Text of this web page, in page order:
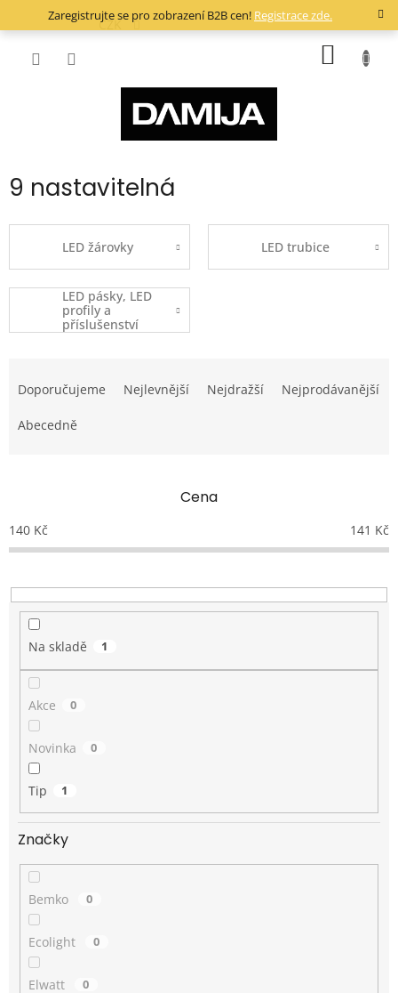
Zaregistrujte se pro zobrazení B2B cen! Registrace zde.
CZK
9 nastavitelná
LED žárovky LED trubice
LED pásky, LED
profily a
příslušenství
a
e
o
d
k
t
Doporučujeme Nejlevnější Nejdražší Nejprodávanější
Abecedně
Cena
140 Kč 141 Kč
Na skladě 1
Akce 0
Novinka 0
Tip 1
Značky
Bemko 0
Ecolight 0
Elwatt 0